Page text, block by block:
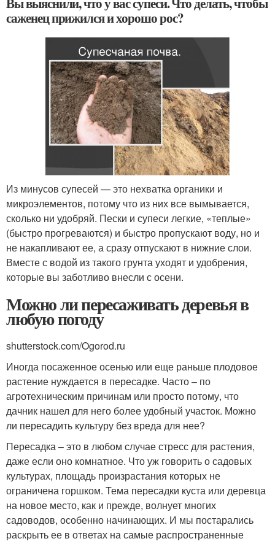
саженец прижился и хорошо рос?
Из минусов супесей — это нехватка органики и
микроэлементов, потому что из них все вымывается,
сколько ни удобряй. Пески и супеси легкие, «теплые»
(быстро прогреваются) и быстро пропускают воду, но и
не накапливают ее, а сразу отпускают в нижние слои.
Вместе с водой из такого грунта уходят и удобрения,
которые вы заботливо внесли с осени.
Можно ли пересаживать деревья в
любую погоду
shutterstock.com/Ogorod.ru
Иногда посаженное осенью или еще раньше плодовое
растение нуждается в пересадке. Часто – по
агротехническим причинам или просто потому, что
дачник нашел для него более удобный участок. Можно
ли пересадить культуру без вреда для нее?
Пересадка – это в любом случае стресс для растения,
даже если оно комнатное. Что уж говорить о садовых
культурах, площадь произрастания которых не
ограничена горшком. Тема пересадки куста или деревца
на новое место, как и прежде, волнует многих
садоводов, особенно начинающих. И мы постарались
раскрыть ее в ответах на самые распространенные